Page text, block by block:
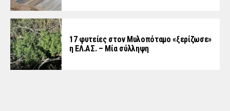
17 φυτείες στον Μυλοπόταμο «ξερίζωσε»
η ΕΛ.ΑΣ. – Μία σύλληψη